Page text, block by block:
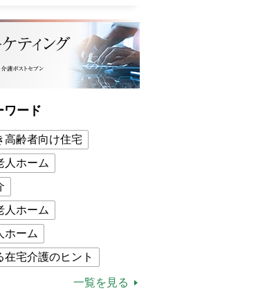
ワード
高齢者向け住宅
人ホーム
人ホーム
ホーム
在宅介護のヒント
介護食一覧を見る